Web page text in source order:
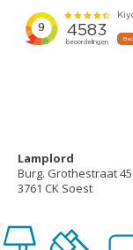
Lamplord
Burg. Grothestraat 45
3761 CK Soest